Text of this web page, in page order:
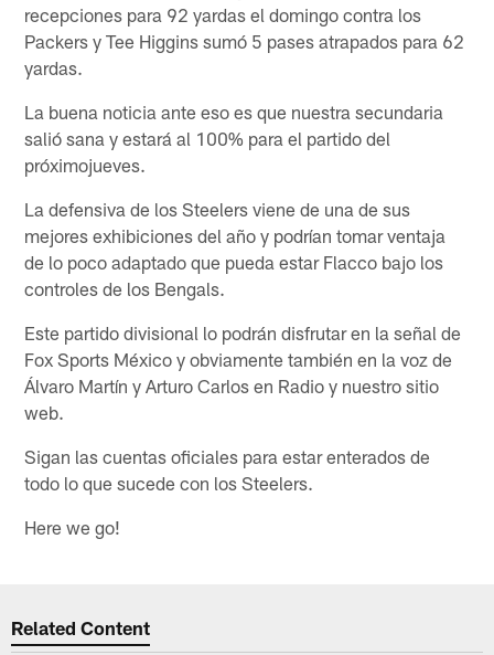
recepciones para 92 yardas el domingo contra los
Packers y Tee Higgins sumó 5 pases atrapados para 62
yardas.
La buena noticia ante eso es que nuestra secundaria
salió sana y estará al 100% para el partido del
próximojueves.
La defensiva de los Steelers viene de una de sus
mejores exhibiciones del año y podrían tomar ventaja
de lo poco adaptado que pueda estar Flacco bajo los
controles de los Bengals.
Este partido divisional lo podrán disfrutar en la señal de
Fox Sports México y obviamente también en la voz de
Álvaro Martín y Arturo Carlos en Radio y nuestro sitio
web.
Sigan las cuentas oficiales para estar enterados de
todo lo que sucede con los Steelers.
Here we go!
Related Content